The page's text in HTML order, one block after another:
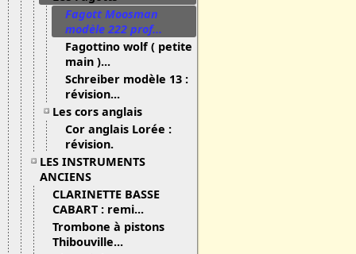
Fagott Moosman
modèle 222 prof...
Fagottino wolf ( petite
main )...
Schreiber modèle 13 :
révision...
Les cors anglais
Cor anglais Lorée :
révision.
LES INSTRUMENTS
ANCIENS
CLARINETTE BASSE
CABART : remi...
Trombone à pistons
Thibouville...